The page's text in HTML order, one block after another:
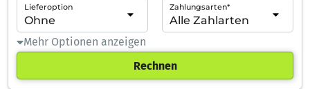
Lieferoption Zahlungsarten*
Mehr Optionen anzeigen
Rechnen